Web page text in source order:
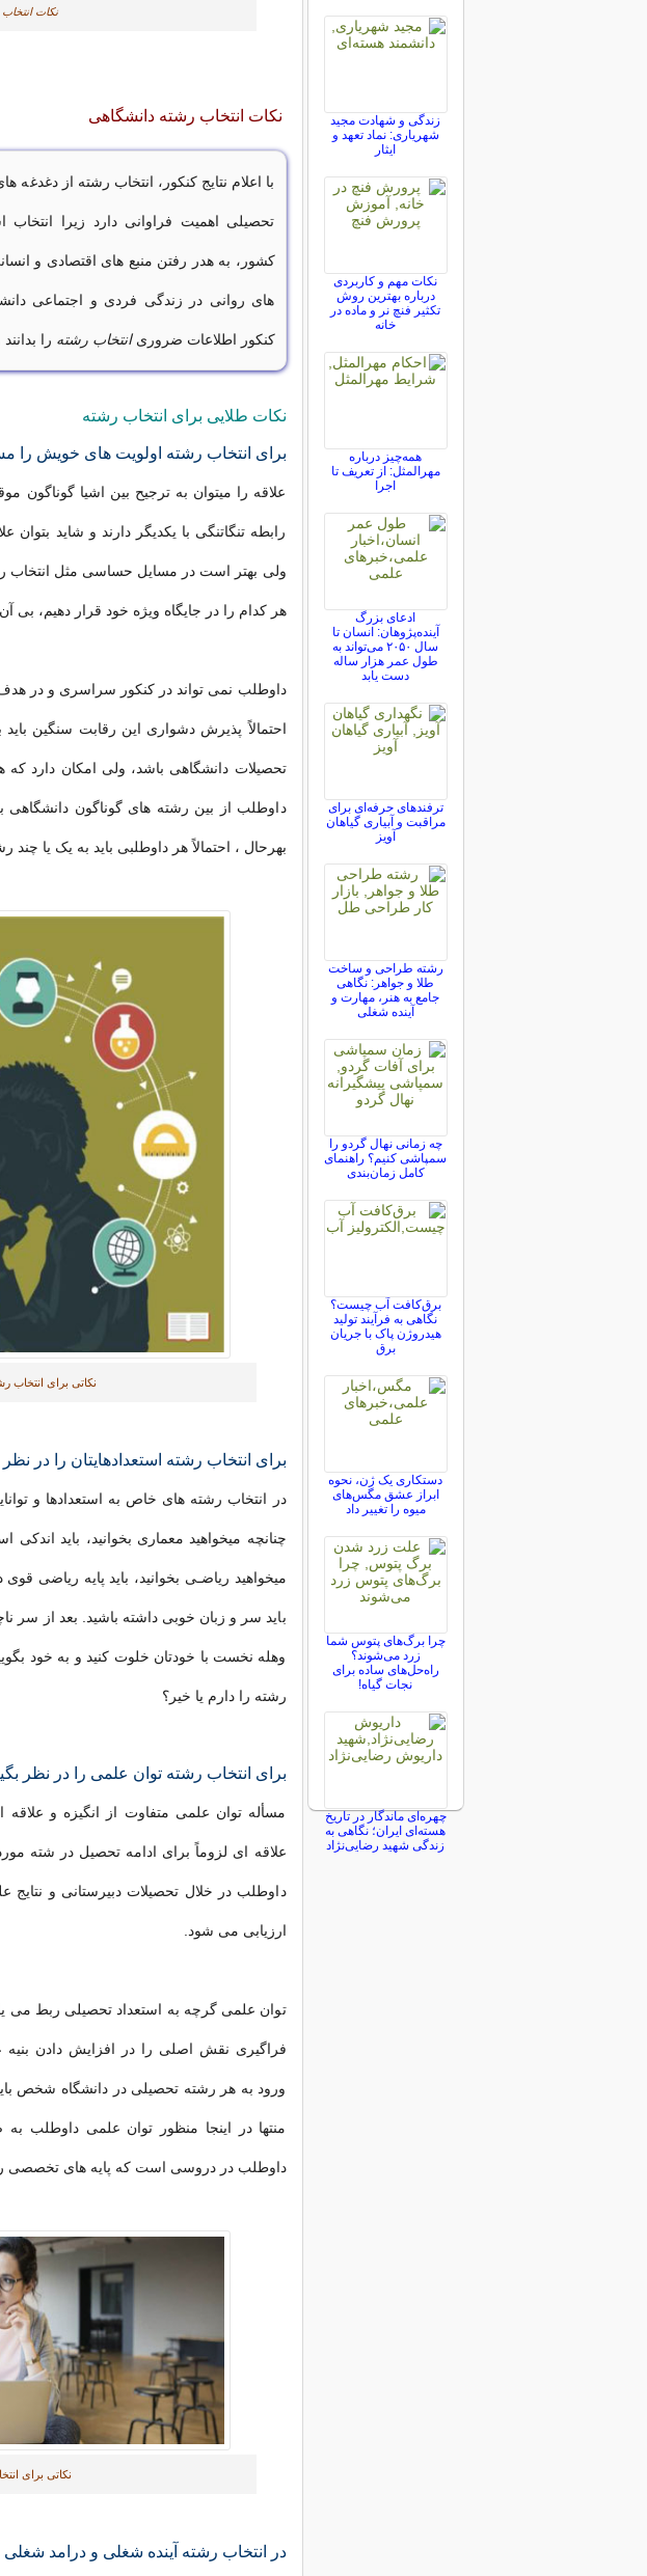
نکات
نکات انتخاب رشته دانشگاهی
با اعلام نتایج کنکور، انتخاب رشته از
تحصیلی اهمیت فراوانی دارد زیرا
کشور، به هدر رفتن منبع های اقتصادی و
های روانی در زندگی فردی و اجتماعی
کنکور اطلاعات ضروریانتخاب رشته را
نکات طلایی برای انتخاب رشته
برای انتخاب رشته اولویت های خویش را
علاقه را میتوان به ترجیح بین اشیا گوناگون
رابطه تنگاتنگی با یکدیگر دارند و شاید
ولی بهتر است در مسایل حساسی مثل انتخاب
هر کدام را در جایگاه ویژه خود قرار دهیم، بی آن
داوطلب نمی تواند در کنکور سراسری و در هدف
احتمالاً پذیرش دشواری این رقابت سنگین باید
تحصیلات دانشگاهی باشد، ولی امکان دارد که
داوطلب از بین رشته های گوناگون
بهرحال ، احتمالاً هر داوطلبی باید به یک یا چند
نکاتی برای انتخاب
برای انتخاب رشته استعدادهایتان را در نظر
در انتخاب رشته های خاص به استعدادها و
چنانچه میخواهید معماری بخوانید، باید اندکی
میخواهید ریاضـی بخوانید، باید پایه ریاضی
باید سر و زبان خوبی داشته باشید. بعد از سر
وهله نخست با خودتان خلوت کنید و به خود
رشته را دارم یا خیر؟
برای انتخاب رشته توان علمی را در نظر
مسأله توان علمی متفاوت از انگيزه و
علاقه ای لزوماً برای ادامه تحصیل در شته
داوطلب در خلال تحصیلات دبیرستانی و
ارزیابی می شود.
توان علمی گرچه به استعداد تحصیلی ربط می
فراگیری نقش اصلی را در افزایش دادن
ورود به هر رشته تحصیلی در دانشگاه شخص
منتها در اینجا منظور توان علمی داوطلب
داوطلب در دروسی است که پایه های تخصصی
نکاتی برای
در انتخاب رشته آينده شغلی و درامد
زندگی و شهادت مجید
شهریاری: نماد تعهد و
ایثار
نکات مهم و کاربردی
درباره بهترین روش
تکثیر فنچ نر و ماده در
خانه
همه‌چیز درباره
مهرالمثل: از تعریف تا
اجرا
ادعای بزرگ
آینده‌پژوهان: انسان تا
سال ۲۰۵۰ می‌تواند به
طول عمر هزار ساله
دست یابد
ترفندهای حرفه‌ای برای
مراقبت و آبیاری گیاهان
آویز
رشته طراحی و ساخت
طلا و جواهر: نگاهی
جامع به هنر، مهارت و
آینده شغلی
چه زمانی نهال گردو را
سمپاشی کنیم؟ راهنمای
کامل زمان‌بندی
برق‌کافت آب چیست؟
نگاهی به فرآیند تولید
هیدروژن پاک با جریان
برق
دستکاری یک ژن، نحوه
ابراز عشق مگس‌های
میوه را تغییر داد
چرا برگ‌های پتوس شما
زرد می‌شوند؟
راه‌حل‌های ساده برای
نجات گیاه!
چهره‌ای ماندگار در تاریخ
هسته‌ای ایران؛ نگاهی به
زندگی شهید رضایی‌نژاد